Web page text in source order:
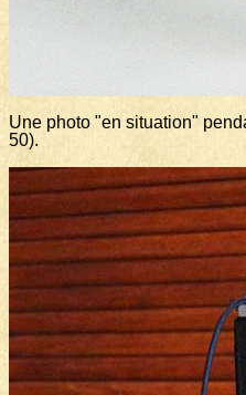
Une photo "en situation"
50).